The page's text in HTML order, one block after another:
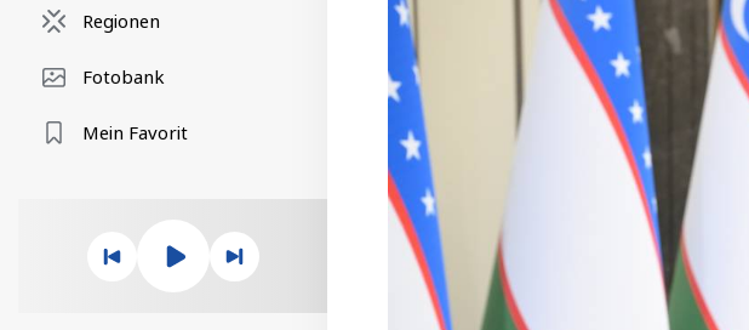
Regionen
Fotobank
Mein Favorit